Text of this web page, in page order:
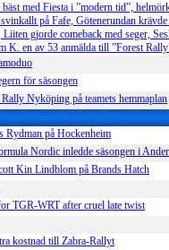
med Fiesta i ”modern tid”,
på Fafe, Götenerundan
gjorde comeback med seger,
K. en av 53 anmälda till ”Forest
för säsongen
Nyköping på teamets hemmaplan
Rydman på Hockenheim
Nordic inledde säsongen i
Kin Lindblom på Brands Hatch
TGR-WRT after cruel late twist
kostnad till Zabra-Rallyt